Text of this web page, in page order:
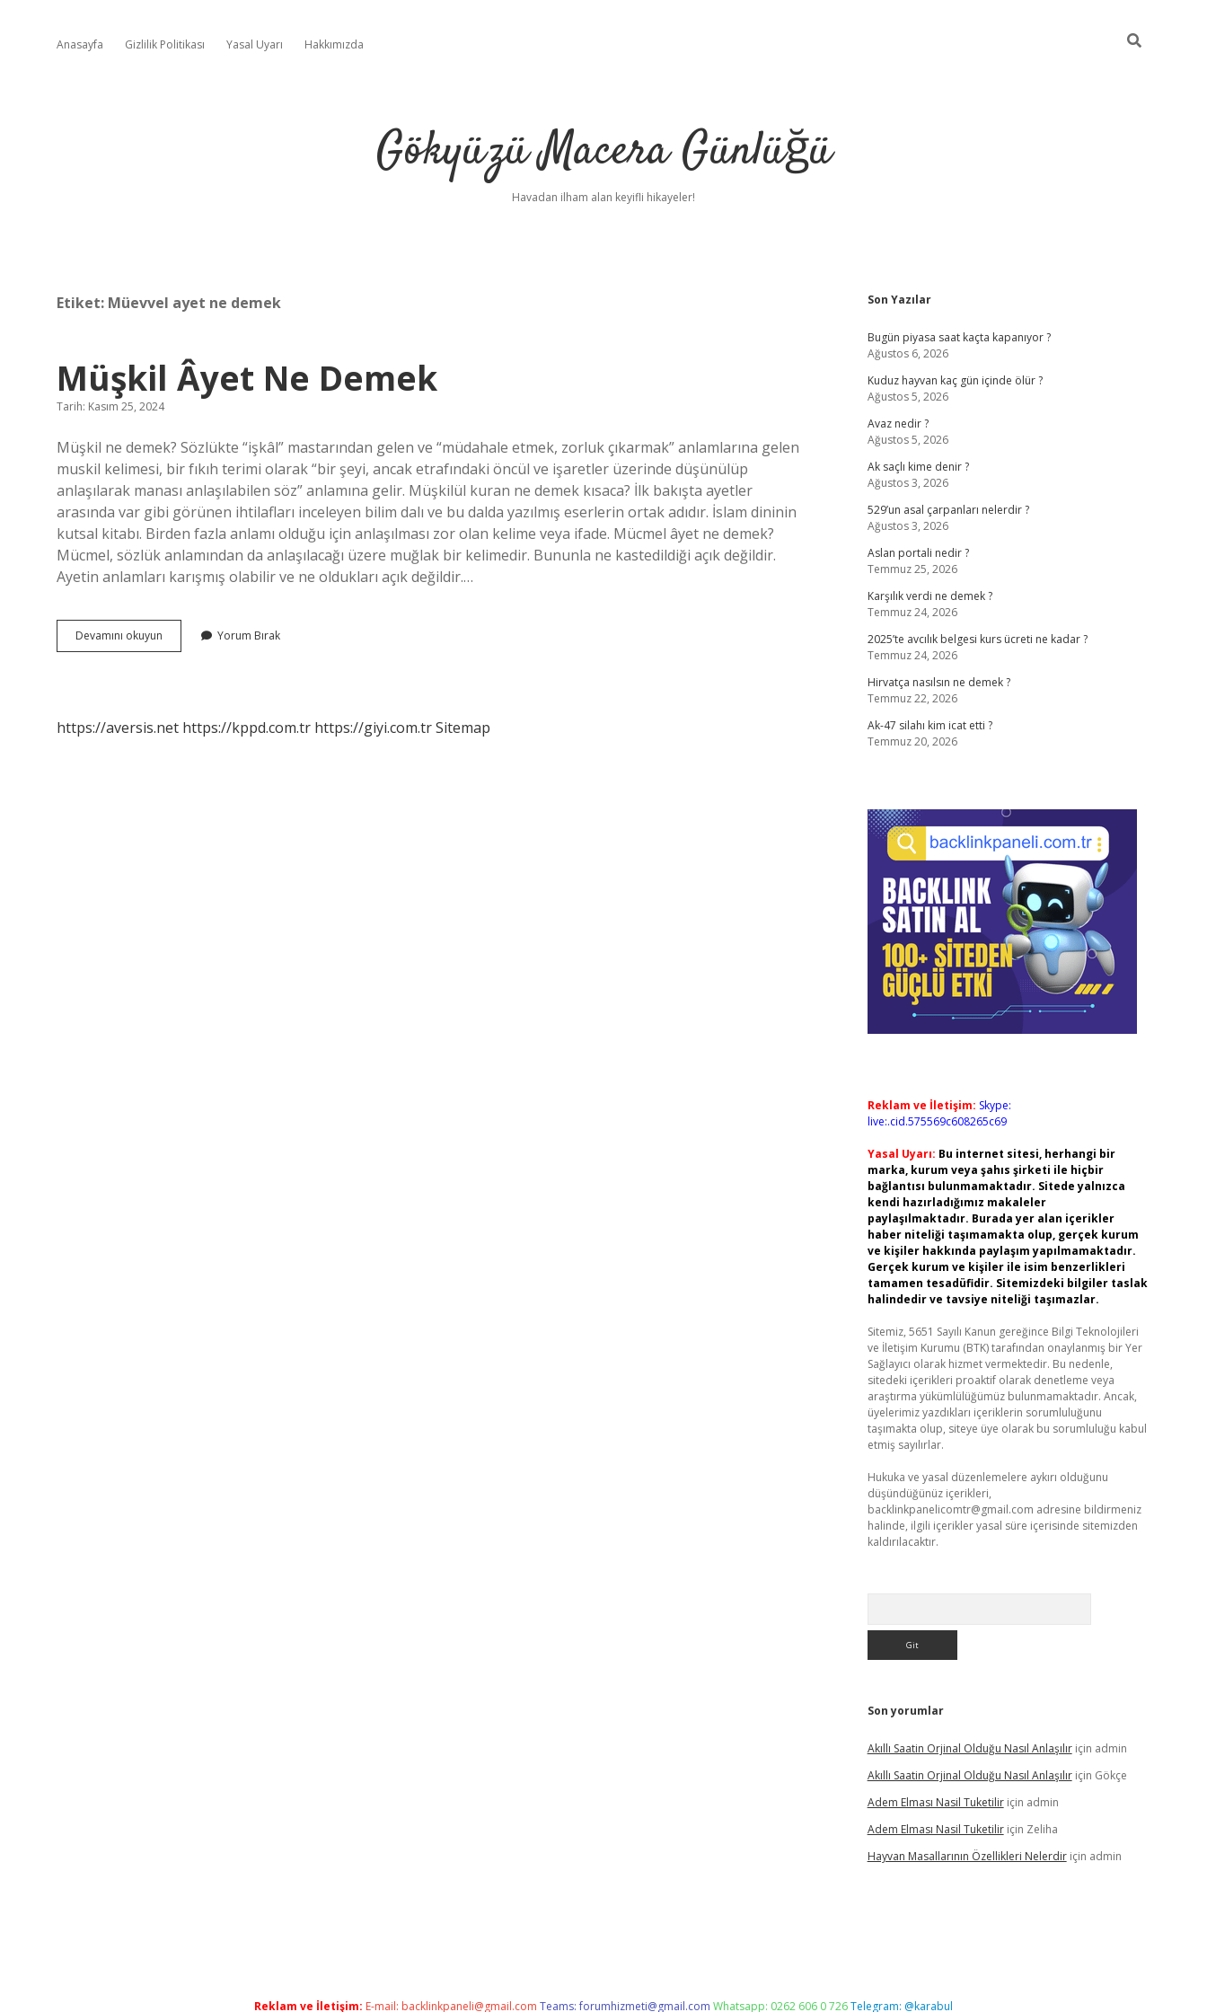
Anasayfa Gizlilik Politikası Yasal Uyarı Hakkımızda
Gökyüzü Macera Günlüğü
Havadan ilham alan keyifli hikayeler!
Etiket: Müevvel ayet ne demek
Müşkil Âyet Ne Demek
Tarih: Kasım 25, 2024
Müşkil ne demek? Sözlükte “işkâl” mastarından gelen ve “müdahale etmek, zorluk çıkarmak” anlamlarına gelen
muskil kelimesi, bir fıkıh terimi olarak “bir şeyi, ancak etrafındaki öncül ve işaretler üzerinde düşünülüp
anlaşılarak manası anlaşılabilen söz” anlamına gelir. Müşkilül kuran ne demek kısaca? İlk bakışta ayetler
arasında var gibi görünen ihtilafları inceleyen bilim dalı ve bu dalda yazılmış eserlerin ortak adıdır. İslam dininin
kutsal kitabı. Birden fazla anlamı olduğu için anlaşılması zor olan kelime veya ifade. Mücmel âyet ne demek?
Mücmel, sözlük anlamından da anlaşılacağı üzere muğlak bir kelimedir. Bununla ne kastedildiği açık değildir.
Ayetin anlamları karışmış olabilir ve ne oldukları açık değildir.…
Devamını okuyun
Âyet
Yorum Bırak
https://aversis.net https://kppd.com.tr https://giyi.com.trSitemap
Sidebar
Son Yazılar
Bugün piyasa saat kaçta kapanıyor ?
Ağustos 6, 2026
Kuduz hayvan kaç gün içinde ölür ?
Ağustos 5, 2026
Avaz nedir ?
Ağustos 5, 2026
Ak saçlı kime denir ?
Ağustos 3, 2026
529’un asal çarpanları nelerdir ?
Ağustos 3, 2026
Aslan portali nedir ?
Temmuz 25, 2026
Karşılık verdi ne demek ?
Temmuz 24, 2026
2025’te avcılık belgesi kurs ücreti ne kadar ?
Temmuz 24, 2026
Hirvatça nasılsın ne demek ?
Temmuz 22, 2026
Ak-47 silahı kim icat etti ?
Temmuz 20, 2026
Reklam ve İletişim: Skype:
live:.cid.575569c608265c69
Yasal Uyarı: Bu internet sitesi, herhangi bir
marka, kurum veya şahıs şirketi ile hiçbir
bağlantısı bulunmamaktadır. Sitede yalnızca
kendi hazırladığımız makaleler
paylaşılmaktadır. Burada yer alan içerikler
haber niteliği taşımamakta olup, gerçek kurum
ve kişiler hakkında paylaşım yapılmamaktadır.
Gerçek kurum ve kişiler ile isim benzerlikleri
tamamen tesadüfidir. Sitemizdeki bilgiler taslak
halindedir ve tavsiye niteliği taşımazlar.
Sitemiz, 5651 Sayılı Kanun gereğince Bilgi Teknolojileri
ve İletişim Kurumu (BTK) tarafından onaylanmış bir Yer
Sağlayıcı olarak hizmet vermektedir. Bu nedenle,
sitedeki içerikleri proaktif olarak denetleme veya
araştırma yükümlülüğümüz bulunmamaktadır. Ancak,
üyelerimiz yazdıkları içeriklerin sorumluluğunu
taşımakta olup, siteye üye olarak bu sorumluluğu kabul
etmiş sayılırlar.
Hukuka ve yasal düzenlemelere aykırı olduğunu
düşündüğünüz içerikleri,
backlinkpanelicomtr@gmail.com adresine bildirmeniz
halinde, ilgili içerikler yasal süre içerisinde sitemizden
kaldırılacaktır.
Son yorumlar
Akıllı Saatin Orjinal Olduğu Nasıl Anlaşılıriçin admin
Akıllı Saatin Orjinal Olduğu Nasıl Anlaşılıriçin Gökçe
Adem Elması Nasil Tuketiliriçin admin
Adem Elması Nasil Tuketiliriçin Zeliha
Hayvan Masallarının Özellikleri Nelerdiriçin admin
Reklam ve İletişim: E-mail: backlinkpaneli@gmail.com Teams:forumhizmeti@gmail.com Whatsapp: 0262 606 0 726Telegram: @karabul